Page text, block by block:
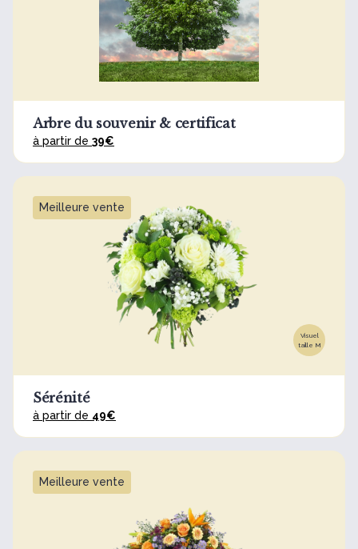
Arbre du souvenir & certificat
à partir de 39€
Meilleure vente
Visuel
taille M
Sérénité
à partir de 49€
Meilleure vente